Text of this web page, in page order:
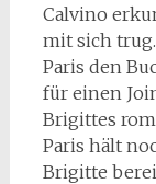
Calvino
mit sich
Paris den
für einen
Brigittes
Paris hält
Brigitte